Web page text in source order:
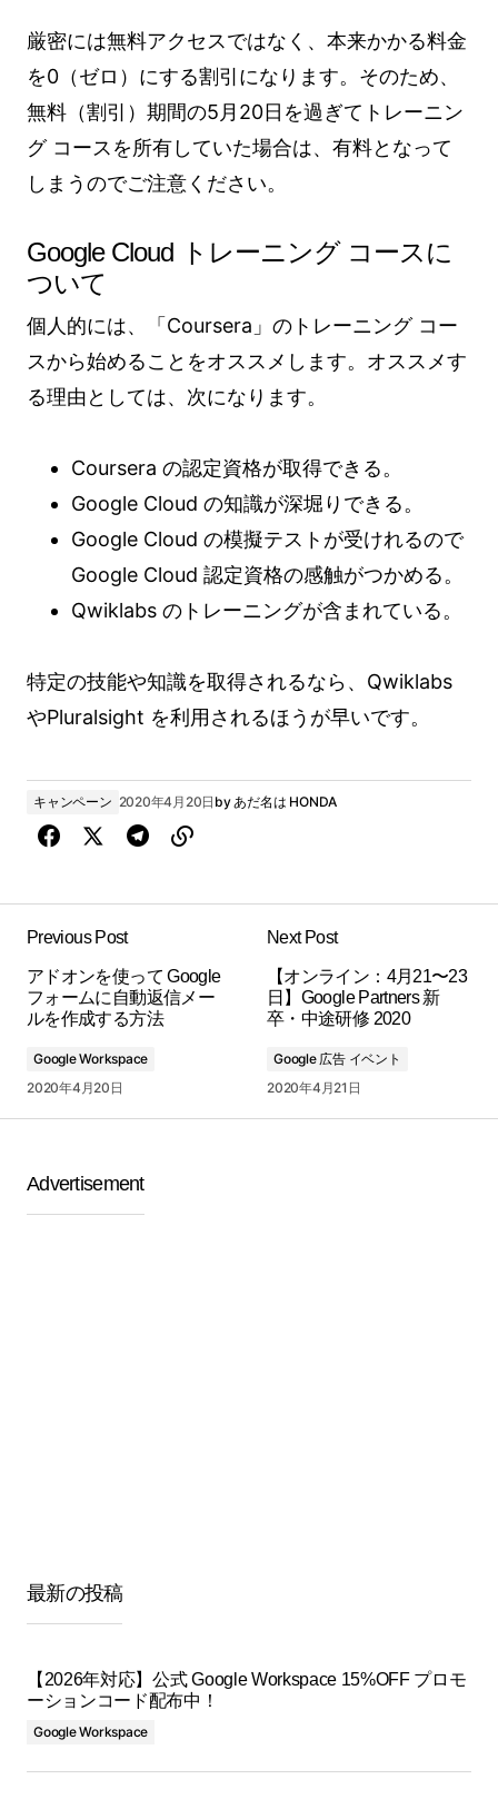
厳密には無料アクセスではなく、本来かかる料金
を0（ゼロ）にする割引になります。そのため、
無料（割引）期間の5月20日を過ぎてトレーニン
グ コースを所有していた場合は、有料となって
しまうのでご注意ください。
Google Cloud トレーニング コースに
ついて
個人的には、「Coursera」のトレーニング コー
スから始めることをオススメします。オススメす
る理由としては、次になります。
Coursera の認定資格が取得できる。
Google Cloud の知識が深堀りできる。
Google Cloud の模擬テストが受けれるので
Google Cloud 認定資格の感触がつかめる。
Qwiklabs のトレーニングが含まれている。
特定の技能や知識を取得されるなら、Qwiklabs
やPluralsight を利用されるほうが早いです。
キャンペーン 2020年4月20日 byあだ名は HONDA
Previous Post
アドオンを使って Google
フォームに自動返信メー
ルを作成する方法
Google Workspace
2020年4月20日
Next Post
【オンライン：4月21〜23
日】Google Partners 新
卒・中途研修 2020
Google 広告 イベント
2020年4月21日
Advertisement
最新の投稿
【2026年対応】公式 Google Workspace 15%OFF プロモ
ーションコード配布中！
Google Workspace